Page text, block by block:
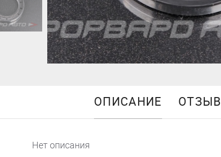
ОПИСАНИЕ
Нет описания